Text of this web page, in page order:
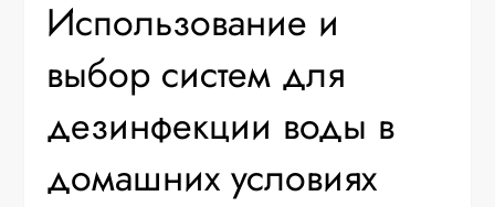
Использование и
выбор систем для
дезинфекции воды в
домашних условиях